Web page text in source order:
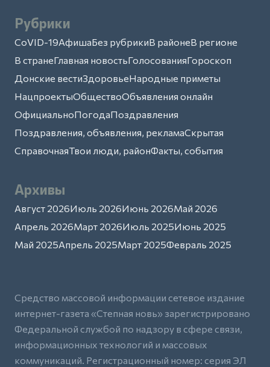
Рубрики
CoVID-19АфишаБез рубрикиВ районеВ регионе
В странеГлавная новостьГолосованияГороскоп
Донские вестиЗдоровьеНародные приметы
НацпроектыОбществоОбъявления онлайн
ОфициальноПогодаПоздравления
Поздравления, объявления, рекламаСкрытая
СправочнаяТвои люди, районФакты, события
Архивы
Август 2026Июль 2026Июнь 2026Май 2026
Апрель 2026Март 2026Июль 2025Июнь 2025
Май 2025Апрель 2025Март 2025Февраль 2025
Средство массовой информации сетевое издание
интернет-газета «Степная новь» зарегистрировано
Федеральной службой по надзору в сфере связи,
информационных технологий и массовых
коммуникаций. Регистрационный номер: серия ЭЛ